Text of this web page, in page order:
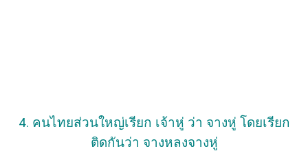
4. คนไทยส่วนใหญ่เรียก เจ้าหู่ ว่า จางหู่ โดยเรียก
ติดกันว่า จางหลงจางหู่